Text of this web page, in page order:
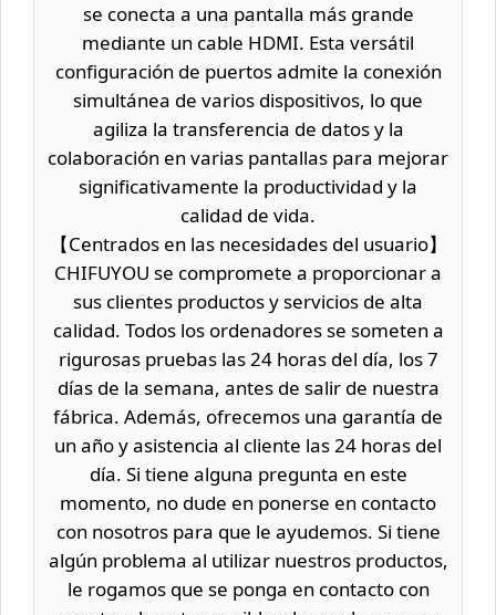
se conecta a una pantalla más grande
mediante un cable HDMI. Esta versátil
configuración de puertos admite la conexión
simultánea de varios dispositivos, lo que
agiliza la transferencia de datos y la
colaboración en varias pantallas para mejorar
significativamente la productividad y la
calidad de vida.
【Centrados en las necesidades del usuario】
CHIFUYOU se compromete a proporcionar a
sus clientes productos y servicios de alta
calidad. Todos los ordenadores se someten a
rigurosas pruebas las 24 horas del día, los 7
días de la semana, antes de salir de nuestra
fábrica. Además, ofrecemos una garantía de
un año y asistencia al cliente las 24 horas del
día. Si tiene alguna pregunta en este
momento, no dude en ponerse en contacto
con nosotros para que le ayudemos. Si tiene
algún problema al utilizar nuestros productos,
le rogamos que se ponga en contacto con